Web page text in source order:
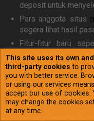
This site uses its own and
third-party cookies to
you with better service.
or using our services
accept our use of cookies.
may change the cookies
at any time.
deposit untuk
Para anggota situs
segera lihat hasil
Fitur-fitur baru
meningkatkan
Ketika Anda
nekkocapital.com tak
Anda akan dapat
dengan bergabung
Gabung bermain di